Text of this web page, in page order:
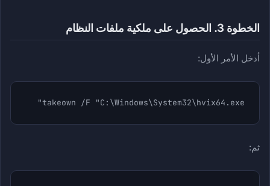
الخطوة 3. الحصول على ملكية ملفات النظام
أدخل الأمر الأول:
takeown /F "C:\Windows\System32\hvix64.exe"
ثم: